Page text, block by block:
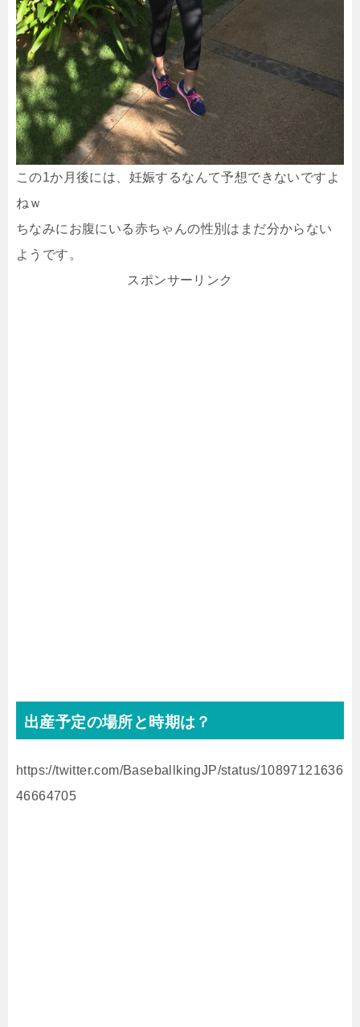
この1か月後には、妊娠するなんて予想できないですよ
ねｗ
ちなみにお腹にいる赤ちゃんの性別はまだ分からない
ようです。
スポンサーリンク
出産予定の場所と時期は？
https://twitter.com/BaseballkingJP/status/10897121636
46664705